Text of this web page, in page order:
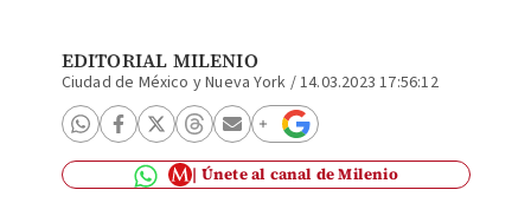
EDITORIAL MILENIO
Ciudad de México y Nueva York /14.03.2023 17:56:12
Únete al canal de Milenio